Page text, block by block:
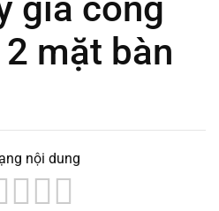
mặt bàn
nội dung